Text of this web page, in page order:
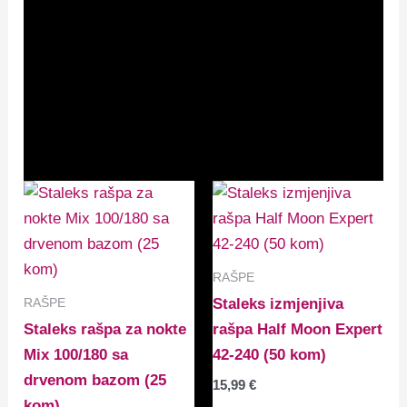
RAŠPE
Staleks rašpa za nokte
Mix 100/180 sa
drvenom bazom (25
RAŠPE
Staleks izmjenjiva
rašpa Half Moon Expert
42-240 (50 kom)
15,99 €